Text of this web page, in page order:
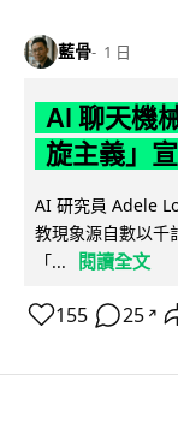
藍骨 1 日
AI 聊天機
旋主義」
AI 研究員 Adele
教現象源自數以千
「...
閱讀全文
155 25 ↗